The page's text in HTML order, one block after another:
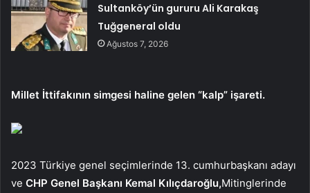
Sultanköy’ün gururu Ali Karakaş
Tuğgeneral oldu
Ağustos 7, 2026
Millet İttifakının simgesi haline gelen “kalp” işareti.
2023 Türkiye genel seçimlerinde 13. cumhurbaşkanı adayı
ve CHP Genel Başkanı Kemal Kılıçdaroğlu,Mitinglerinde